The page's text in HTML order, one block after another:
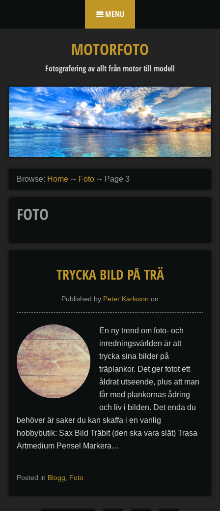
MENU
MOTORFOTO
Fotografering av allt från motor till modell
Browse: Home ∼ Foto ∼ Page 3
FOTO
TRYCKA BILD PÅ TRÄ
Published by Peter Karlsson on
En ny trend om foto- och
inredningsvärlden är att
trycka sina bilder på
träplankor. Det ger fotot ett
åldrat utseende, plus att man
får med plankornas ådring
och liv i bilden. Det enda du
behöver är saker du kan skaffa i en vanlig
hobbybutik: Sax Bild Träbit (den ska vara slät) Trasa
Artmedium Pensel Markera…
Posted in Blogg, Foto